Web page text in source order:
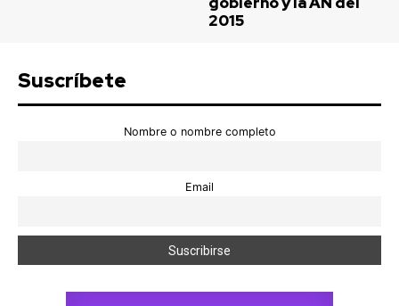
2015
Suscríbete
Nombre o nombre completo
Email